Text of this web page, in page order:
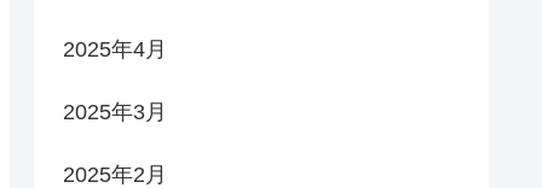
2025年4月
2025年3月
2025年2月